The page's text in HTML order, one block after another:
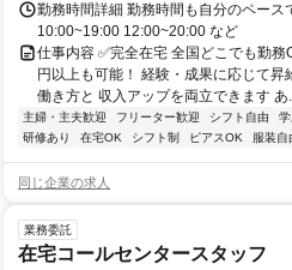
勤務時間詳細 勤務時間も自分のペー
10:00~19:00 12:00~20:00 など
仕事内容 ✅完全在宅 全国どこでも勤
円以上も可能！ 経験・成果に応じて
働き方と 収入アップを両立できます あ
主婦・主夫歓迎 フリーター歓迎 シフト自由
研修あり
在宅OK シフト制 ピアスOK 服装自
同じ企業の求人
業務委託
在宅コールセンタースタッフ